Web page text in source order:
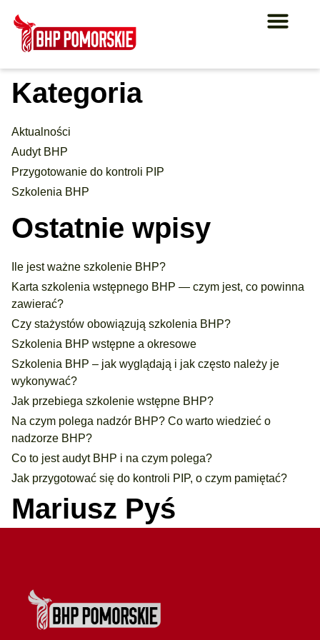
Mariusz Pyś
Kategoria
Aktualności
Audyt BHP
Przygotowanie do kontroli PIP
Szkolenia BHP
Ostatnie wpisy
Ile jest ważne szkolenie BHP?
Karta szkolenia wstępnego BHP — czym jest, co powinna
zawierać?
Czy stażystów obowiązują szkolenia BHP?
Szkolenia BHP wstępne a okresowe
Szkolenia BHP – jak wyglądają i jak często należy je
wykonywać?
Jak przebiega szkolenie wstępne BHP?
Na czym polega nadzór BHP? Co warto wiedzieć o
nadzorze BHP?
Co to jest audyt BHP i na czym polega?
Jak przygotować się do kontroli PIP, o czym pamiętać?